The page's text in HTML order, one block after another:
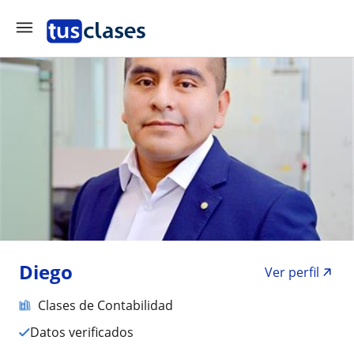
Diego
Ver perfil
Clases de Contabilidad
Datos verificados